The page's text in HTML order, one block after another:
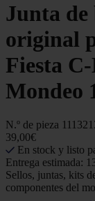
Junta de
original
Fiesta
Mondeo
N.º de pieza
39,00€
En stock y listo
Entrega estimada:
Sellos, juntas, kits
componentes del